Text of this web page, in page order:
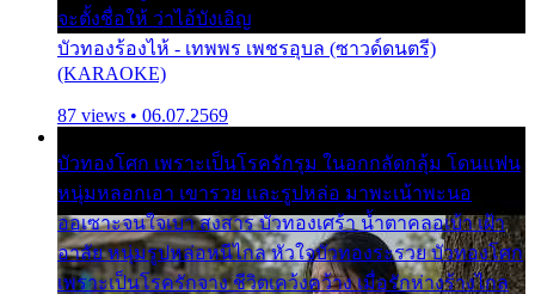
จะตั้งชื่อให้ ว่าไอ้บังเอิญ
บัวทองร้องไห้ - เทพพร เพชรอุบล (ซาวด์ดนตรี)
(KARAOKE)
87 views • 06.07.2569
บัวทองโศก เพราะเป็นโรครักรุม ในอกกลัดกลุ้ม โดนแฟน
หนุ่มหลอกเอา เขารวย และรูปหล่อ มาพะเน้าพะนอ
ออเซาะจนใจเบา สงสาร บัวทองเศร้า น้ำตาคลอเบ้า เฝ้า
อาลัย หนุ่มรูปหล่อหนีไกล หัวใจบัวทองระรวย บัวทองโศก
เพราะเป็นโรครักจาง ชีวิตเคว้งคว้าง เมื่อรักห่างร้างไกล